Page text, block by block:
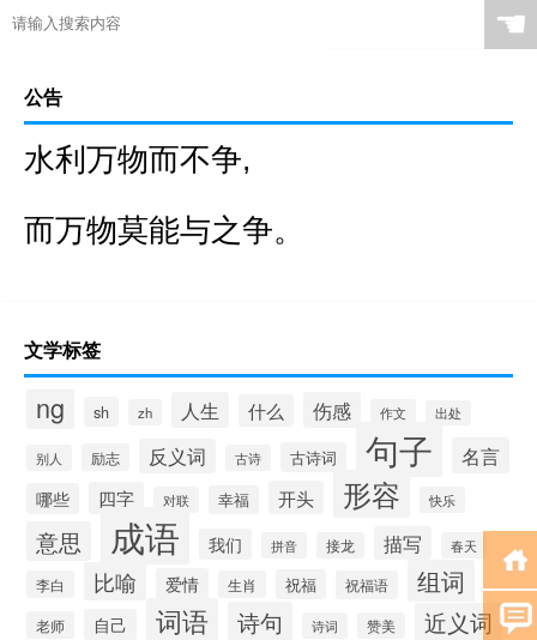
☚
公告
水利万物而不争,
而万物莫能与之争。
文学标签
ng sh zh 人生 什么 伤感 作文 出处
别人 励志 反义词 古诗 古诗词 句子 名言
哪些 四字 对联 幸福 开头 形容 快乐
意思 成语 我们 拼音 接龙 描写 春天
李白 比喻 爱情 生肖 祝福 祝福语 组词
老师 自己 词语 诗句 诗词 赞美 近义词